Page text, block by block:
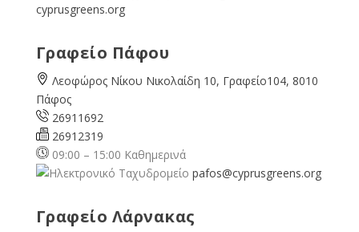
cyprusgreens.org
Γραφείο Πάφου
Λεοφώρος Νίκου Νικολαίδη 10, Γραφείο104, 8010
Πάφος
26911692
26912319
09:00 – 15:00 Καθημερινά
pafos@cyprusgreens.org
Γραφείο Λάρνακας